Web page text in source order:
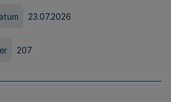
23.07.2026
207